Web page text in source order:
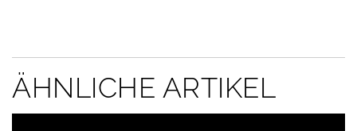
ÄHNLICHE ARTIKEL